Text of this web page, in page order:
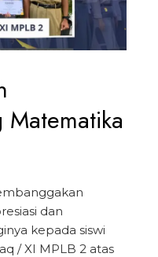
dan
kepada siswi
/ XI MPLB 2 atas